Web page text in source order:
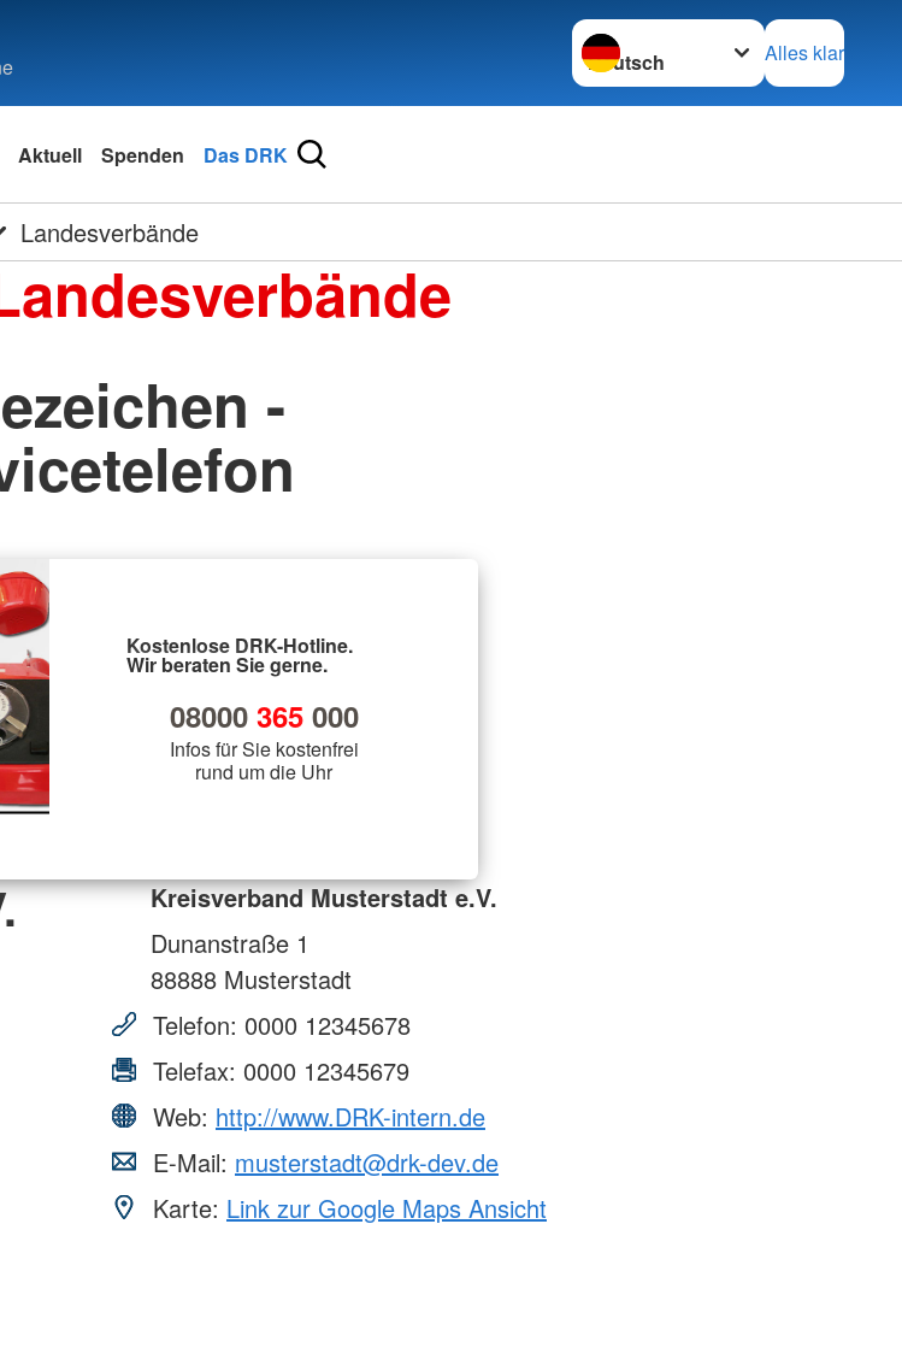
Sprache wechseln zu
Alles klar
Aktuell Spenden Das DRK
Landesverbände
-
Kostenlose DRK-Hotline.
Wir beraten Sie gerne.
08000 365000
Infos für Sie kostenfrei
rund um die Uhr
Kreisverband Musterstadt e.V.
Dunanstraße 1
88888 Musterstadt
Telefon: 0000 12345678
Telefax: 0000 12345679
Web: http://www.DRK-intern.de
E-Mail: musterstadt@drk-dev.de
Karte: Link zur Google Maps Ansicht